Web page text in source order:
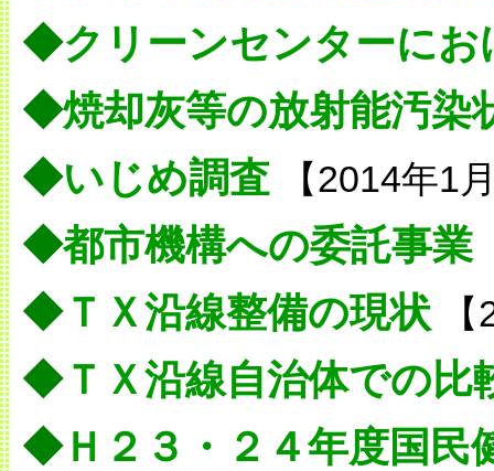
◆クリーンセンターにお
◆焼却灰等の放射能汚染
◆いじめ調査 【2014年1
◆都市機構への委託事業
◆ＴＸ沿線整備の現状
◆ＴＸ沿線自治体での比
◆Ｈ２３・２４年度国民